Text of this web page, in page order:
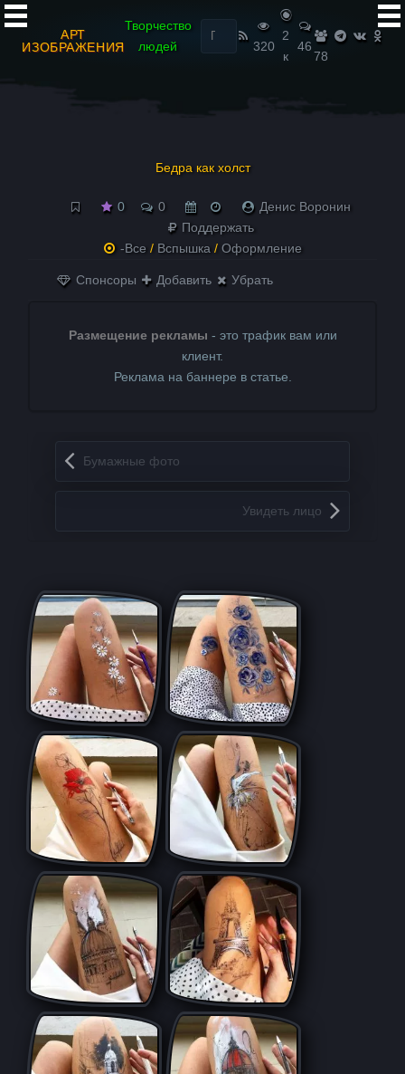
АРТ
ИЗОБРАЖЕНИЯ
Творчество
людей
Найти:
320
2
к
46
78
Бедра как холст
0 0
Денис Воронин
Поддержать
-Все / Вспышка / Оформление
Спонсоры Добавить Убрать
Размещение рекламы - это трафик вам или
клиент.
Реклама на баннере в статье.
Запись навигация
Бумажные фото
Увидеть лицо